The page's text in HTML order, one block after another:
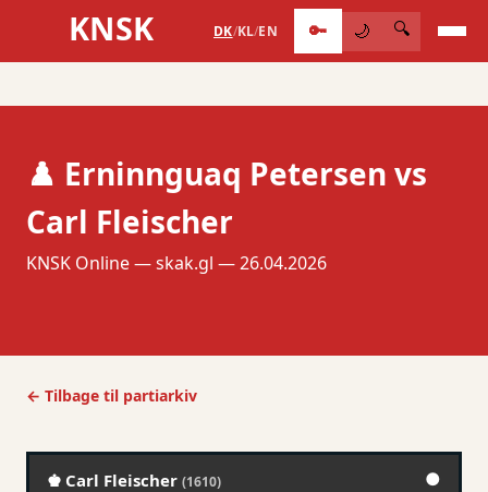
KNSK DK/KL/EN 🔑 🌙 🔍
♟️ Erninnguaq Petersen vs
Carl Fleischer
KNSK Online — skak.gl — 26.04.2026
← Tilbage til partiarkiv
♚ Carl Fleischer (1610) ●